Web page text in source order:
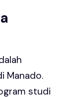
Manado.
studi